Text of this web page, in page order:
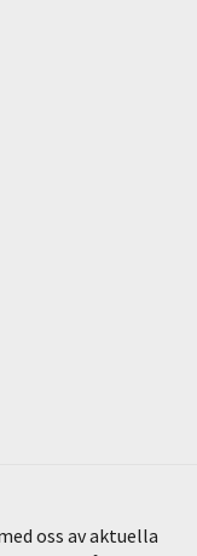
oss av aktuella